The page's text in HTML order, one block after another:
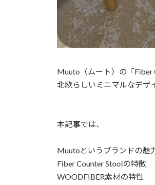
Muuto（ムート）の「Fiber
北欧らしいミニマルなデザ
本記事では、
Muutoというブランドの魅
Fiber Counter Stoolの特徴
WOODFIBER素材の特性